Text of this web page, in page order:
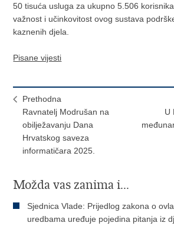
50 tisuća usluga za ukupno 5.506
važnost i učinkovitost ovog sustava
kaznenih djela.
Pisane vijesti
Prethodna
Ravnatelj Modrušan na
obilježavanju Dana
Hrvatskog saveza
informatičara 2025.
U
Možda vas zanima i...
Sjednica Vlade: Prijedlog zakona o
uredbama uređuje pojedina pitanja iz